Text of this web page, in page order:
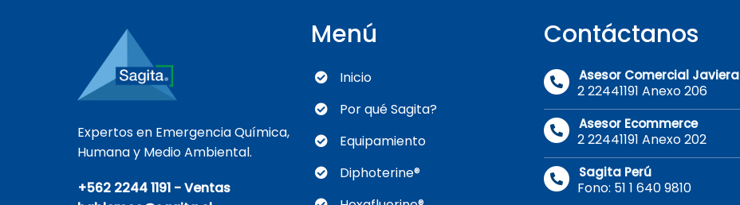
Expertos en Emergencia Química,
Humana y Medio Ambiental.
+562 2244 1191 - Ventas
Menú
Inicio
Por qué Sagita?
Equipamiento
Diphoterine®
Contáctanos
Asesor Comercial Javiera
2 22441191 Anexo 206
Asesor Ecommerce
2 22441191 Anexo 202
Sagita Perú
Fono: 51 1 640 9810